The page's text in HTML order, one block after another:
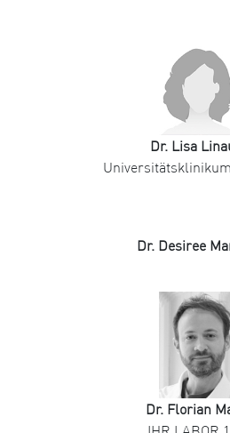
Dr. Lisa
Dr. Desiree
Dr. Florian